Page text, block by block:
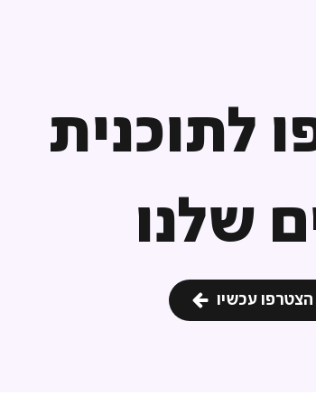
לתוכנית
שלנו
הצטרפו עכשיו